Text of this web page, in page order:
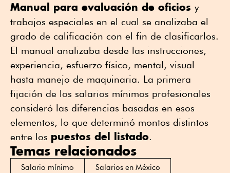
Manual para evaluación de oficios y
trabajos especiales en el cual se analizaba el
grado de calificación con el fin de clasificarlos.
El manual analizaba desde las instrucciones,
experiencia, esfuerzo físico, mental, visual
hasta manejo de maquinaria. La primera
fijación de los salarios mínimos profesionales
consideró las diferencias basadas en esos
elementos, lo que determinó montos distintos
entre los puestos del listado.
Temas relacionados
Salario mínimo
Salarios en México